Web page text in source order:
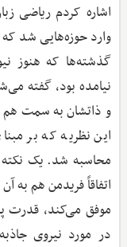
وارد حوزه‌هایی شد
گذشته‌ها که هنوز
نیامده بود، گفته
و ذاتشان به سمت هم
این نظریه که بر
محاسبه شد. یک نکته
اتفاقاً فریدمن هم به
موفق می‌کند، قدرت
در مورد نیروی